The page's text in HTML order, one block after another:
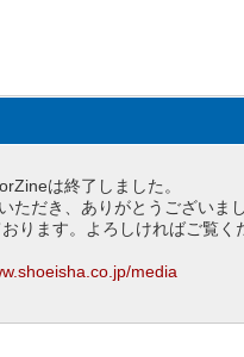
は終了しました。
だき、ありがとうございまし
ります。よろしければご覧く
media